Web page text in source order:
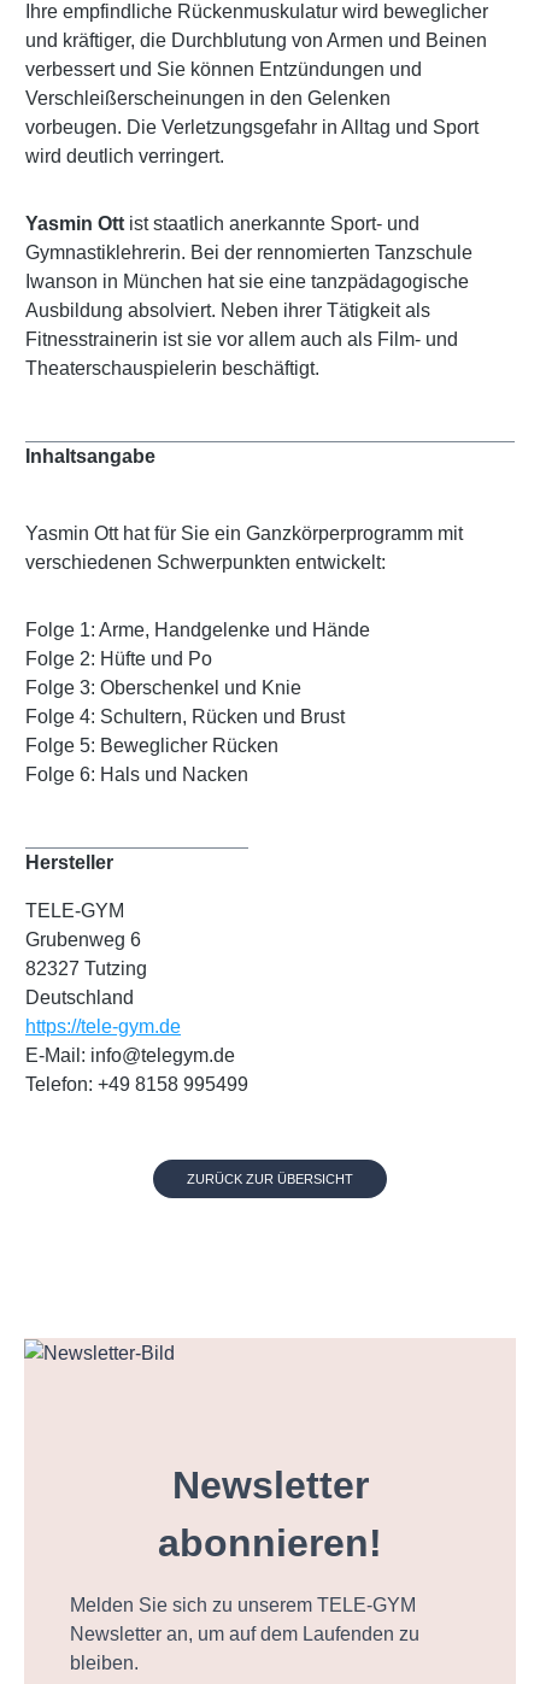
Ihre empfindliche Rückenmuskulatur wird beweglicher
und kräftiger, die Durchblutung von Armen und Beinen
verbessert und Sie können Entzündungen und
Verschleißerscheinungen in den Gelenken
vorbeugen. Die Verletzungsgefahr in Alltag und Sport
wird deutlich verringert.
Yasmin Ott ist staatlich anerkannte Sport- und
Gymnastiklehrerin. Bei der rennomierten Tanzschule
Iwanson in München hat sie eine tanzpädagogische
Ausbildung absolviert. Neben ihrer Tätigkeit als
Fitnesstrainerin ist sie vor allem auch als Film- und
Theaterschauspielerin beschäftigt.
Inhaltsangabe
Yasmin Ott hat für Sie ein Ganzkörperprogramm mit
verschiedenen Schwerpunkten entwickelt:
Folge 1: Arme, Handgelenke und Hände
Folge 2: Hüfte und Po
Folge 3: Oberschenkel und Knie
Folge 4: Schultern, Rücken und Brust
Folge 5: Beweglicher Rücken
Folge 6: Hals und Nacken
Hersteller
TELE-GYM
Grubenweg 6
82327 Tutzing
Deutschland
https://tele-gym.de
E-Mail: info@telegym.de
Telefon: +49 8158 995499
ZURÜCK ZUR ÜBERSICHT
Newsletter
abonnieren!
Melden Sie sich zu unserem TELE-GYM
Newsletter an, um auf dem Laufenden zu
bleiben.